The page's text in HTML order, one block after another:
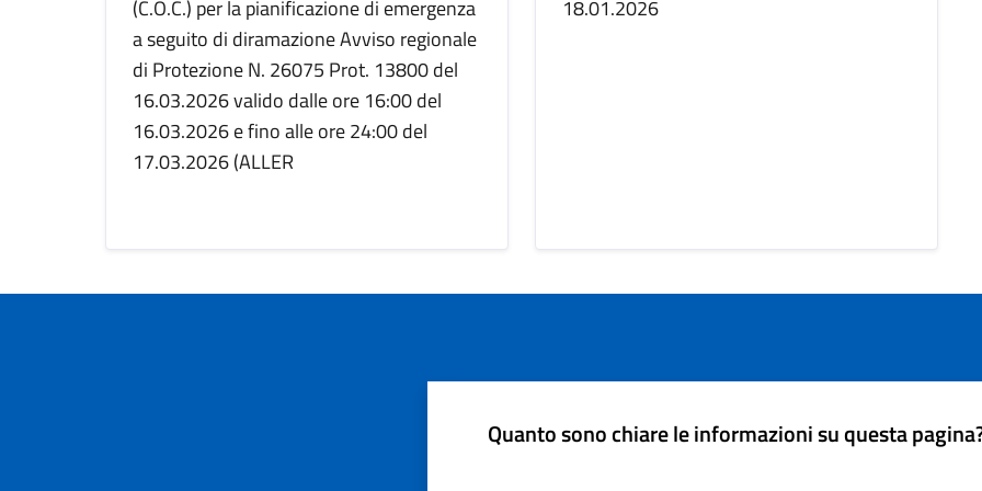
(C.O.C.) per la pianificazione di emergenza
a seguito di diramazione Avviso regionale
di Protezione N. 26075 Prot. 13800 del
16.03.2026 valido dalle ore 16:00 del
16.03.2026 e fino alle ore 24:00 del
17.03.2026 (ALLER
18.01.2026
Quanto sono chiare le informazioni su questa